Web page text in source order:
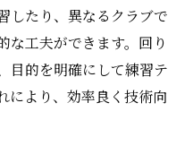
したり、異なるクラブで
な工夫ができます。回り
目的を明確にして練習テ
により、効率良く技術向